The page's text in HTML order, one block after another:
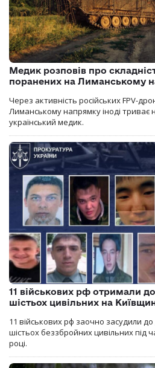
Медик розповів про
поранених на Лиманському
Через активність російських FPV-
Лиманському напрямку іноді триває
український медик.
11 військових рф отримали
шістьох цивільних на
11 військових рф заочно засудили до
шістьох беззбройних цивільних під
році.